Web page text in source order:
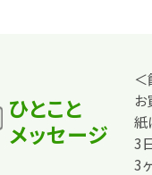
ひとこと
メッセージ
紙
3
3